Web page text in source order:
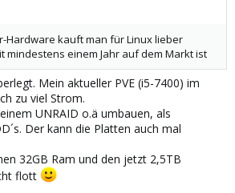
Hardware kauft man für Linux lieber
mindestens einem Jahr auf dem Markt ist
Mein aktueller PVE (i5-7400) im
zu viel Strom.
UNRAID o.ä umbauen, als
Der kann die Platten auch mal
32GB Ram und den jetzt 2,5TB
flott